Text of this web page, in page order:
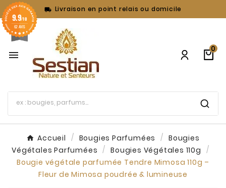
 Livraison en point relais ou domicile

0
Accueil Bougies Parfumées
Bougies
Végétales Parfumées
Bougies Végétales 110g
Bougie végétale parfumée Tendre Mimosa 110g –
Fleur de Mimosa poudrée & lumineuse
9.9/10
62 AVIS